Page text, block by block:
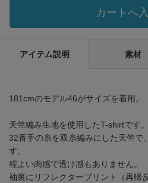
カートへ
アイテム説明 素材
181cmのモデル46がサイズを着用。
天竺編み生地を使用したT-shirtです。
32番手の糸を双糸編みにした天竺で
す。
程よい肉感で透け感もありません。
袖裏にリフレクタープリント（再帰